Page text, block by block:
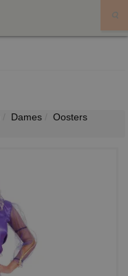
Dames Oosters